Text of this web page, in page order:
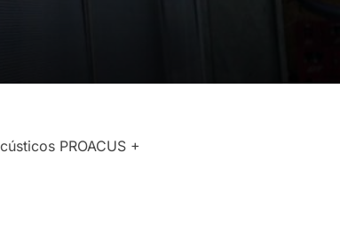
PROACUS +